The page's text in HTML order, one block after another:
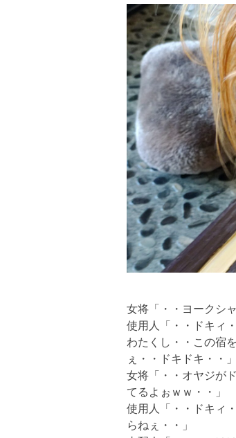
女将「・・ヨークシ
使用人「・・ドキィ
わたくし・・この宿
ぇ・・ドキドキ・・」
女将「・・オヤジが
てるよぉｗｗ・・」
使用人「・・ドキィ
らねぇ・・」